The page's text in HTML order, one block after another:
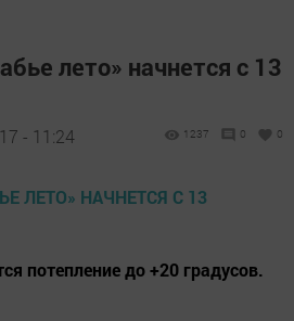
лето» начнется с 13
- 11:24 1237 0 0
потепление до +20 градусов.